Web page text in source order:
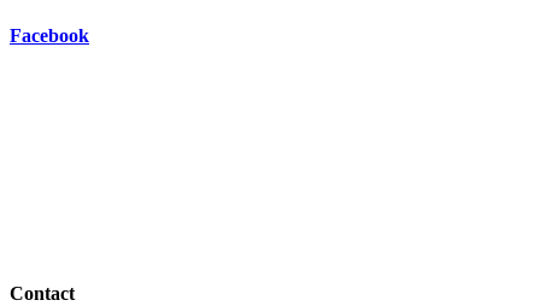
Facebook
Contact